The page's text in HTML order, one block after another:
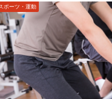
ポーツ・運動